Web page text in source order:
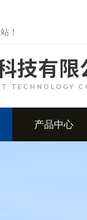
！
产品中心